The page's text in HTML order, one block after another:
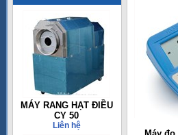
MÁY RANG HẠT ĐIỀU
CY 50
Liên hệ